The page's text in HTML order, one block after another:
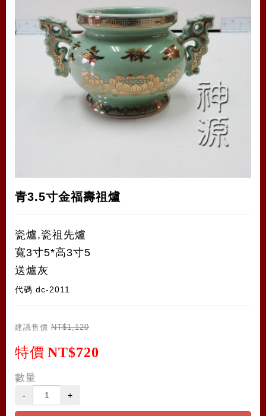
青3.5寸金福壽祖爐
瓷爐,瓷祖先爐
寬3寸5*高3寸5
送爐灰
代碼 dc-2011
建議售價 NT$1,120
特價 NT$720
數量
- +